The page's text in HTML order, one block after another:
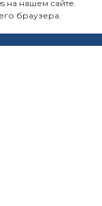
на нашем сайте.
браузера.